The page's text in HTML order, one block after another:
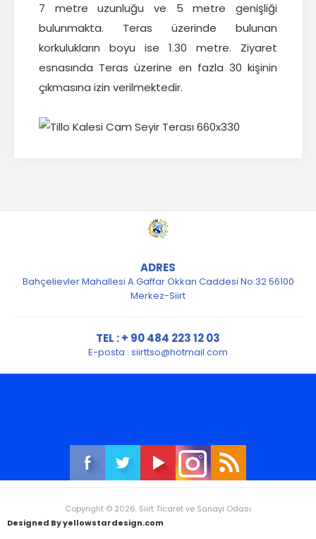
7 metre uzunluğu ve 5 metre genişliği
bulunmakta. Teras üzerinde bulunan
korkulukların boyu ise 1.30 metre. Ziyaret
esnasında Teras üzerine en fazla 30 kişinin
çıkmasına izin verilmektedir.
ADRES
Bahçelievler Mahallesi A.Gaffar Okkan Caddesi No:32 56100
Merkez-Siirt
TEL : + 90 484 223 12 03
E-posta : siirttso@hotmail.com
Copyright © 2026. Siirt Ticaret ve Sanayi Odası
Designed By yellowstardesign.com